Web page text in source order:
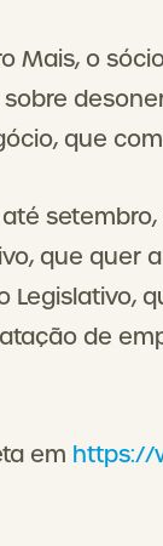
Mais, o
sobre
que
que quer
Legislativo,
de
em https://